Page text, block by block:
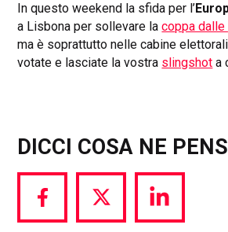
In questo weekend la sfida per l’
a Lisbona per sollevare lacoppa
ma è soprattutto nelle cabine
votate e lasciate la vostra slingshot a
DICCI COSA NE
Share
via
Share
via
Share
via